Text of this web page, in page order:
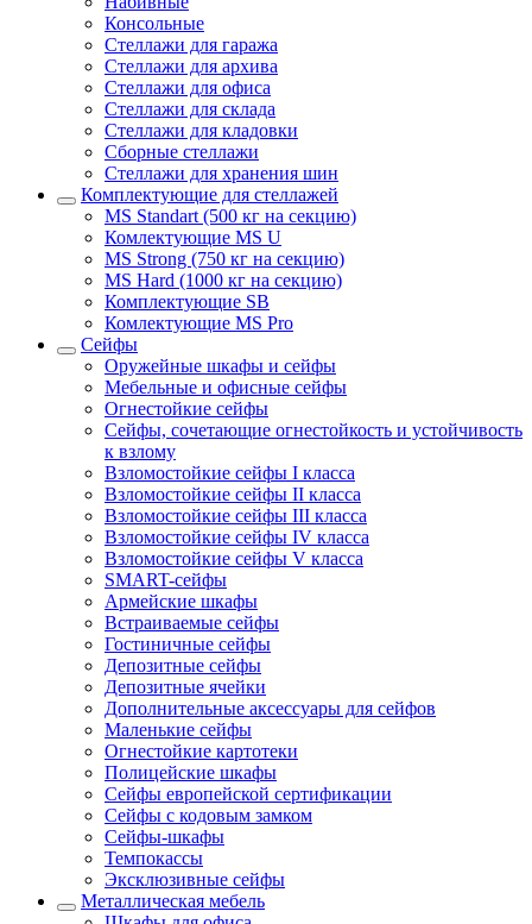
Консольные
Стеллажи для гаража
Стеллажи для архива
Стеллажи для офиса
Стеллажи для склада
Стеллажи для кладовки
Сборные стеллажи
Стеллажи для хранения шин
Комплектующие для стеллажей
MS Standart (500 кг на секцию)
Комлектующие MS U
MS Strong (750 кг на секцию)
MS Hard (1000 кг на секцию)
Комплектующие SB
Комлектующие MS Pro
Сейфы
Оружейные шкафы и сейфы
Мебельные и офисные сейфы
Огнестойкие сейфы
Сейфы, сочетающие огнестойкость и устойчивость
к взлому
Взломостойкие сейфы I класса
Взломостойкие сейфы II класса
Взломостойкие сейфы III класса
Взломостойкие сейфы IV класса
Взломостойкие сейфы V класса
SMART-сейфы
Армейские шкафы
Встраиваемые сейфы
Гостиничные сейфы
Депозитные сейфы
Депозитные ячейки
Дополнительные аксессуары для сейфов
Маленькие сейфы
Огнестойкие картотеки
Полицейские шкафы
Сейфы европейской сертификации
Сейфы с кодовым замком
Сейфы-шкафы
Темпокассы
Эксклюзивные сейфы
Металлическая мебель